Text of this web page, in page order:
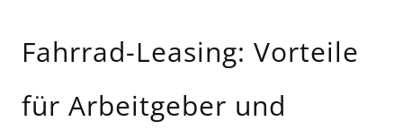
Fahrrad-Leasing: Vorteile
für Arbeitgeber und